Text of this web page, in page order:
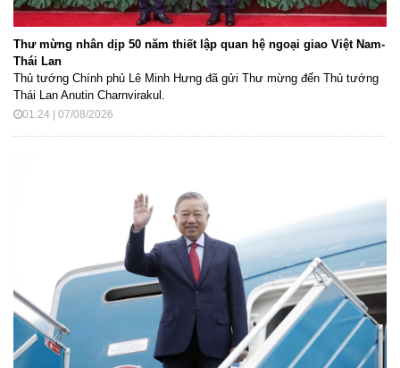
Thư mừng nhân dịp 50 năm thiết lập quan hệ ngoại giao Việt Nam-
Thái Lan
Thủ tướng Chính phủ Lê Minh Hưng đã gửi Thư mừng đến Thủ tướng
Thái Lan Anutin Charnvirakul.
01:24 | 07/08/2026